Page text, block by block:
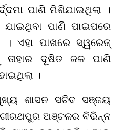
ପାଣି ମିଶିଯାଇଥିଲା ।
ପାଣି ପାଇପରେ
ଏହା ପାଖରେ ସ୍ୱରେଜ୍
ତାହାର ଦୂଷିତ ଜଳ ପାଣି
।
ଶାସନ ସଚିବ ସଞ୍ଜୟ
ଅଞ୍ଚଳର ବିଭିନ୍ନ